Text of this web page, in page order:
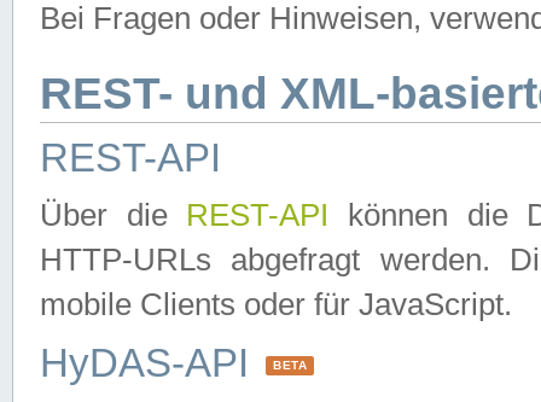
Bei Fragen oder Hinweisen,
REST- und XML-
REST-API
Über die REST-API können die
HTTP-URLs abgefragt werden.
mobile Clients oder für JavaScript.
HyDAS-API BETA